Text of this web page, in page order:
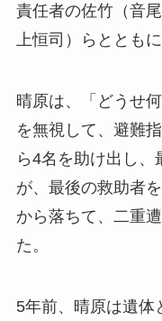
責任者の佐竹（音
上恒司）らととも
晴原は、「どうせ
を無視して、避難
ら4名を助け出し
が、最後の救助者
から落ちて、二重
た。
5年前、晴原は遺体